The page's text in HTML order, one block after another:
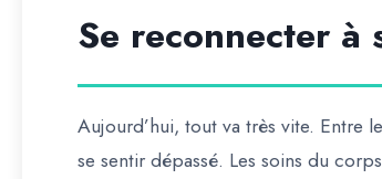
Se reconnecter
Aujourd’hui, tout va très vite. Entre
se sentir dépassé. Les soins du